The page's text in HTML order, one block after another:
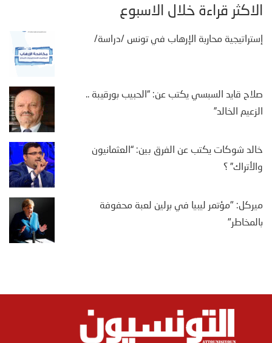
الأكثر قراءة خلال الأسبوع
إستراتيجية محاربة الإرهاب في تونس /دراسة/
صلاح قايد السبسي يكتب عن: “الحبيب بورقيبة ..
الزعيم الخالد”
خالد شوكات يكتب عن الفرق بين: “العثمانيون
والأتراك” ؟
ميركل: "مؤتمر ليبيا في برلين لعبة محفوفة
بالمخاطر"